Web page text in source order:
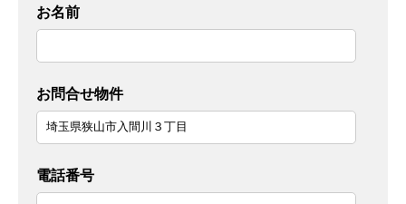
お名前
お問合せ物件
電話番号